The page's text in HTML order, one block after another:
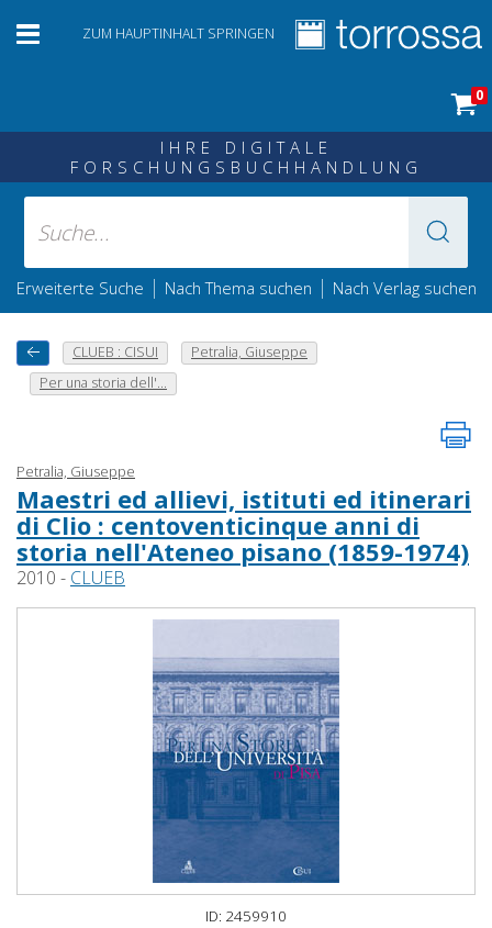
ZUM HAUPTINHALT SPRINGEN
0
IHRE DIGITALE
FORSCHUNGSBUCHHANDLUNG
Erweiterte Suche | Nach Thema suchen | Nach Verlag suchen
CLUEB : CISUI
Petralia, Giuseppe
Per una storia dell'...
Petralia, Giuseppe
Maestri ed allievi, istituti ed itinerari
di Clio : centoventicinque anni di
storia nell'Ateneo pisano (1859-1974)
2010 - CLUEB
ID: 2459910